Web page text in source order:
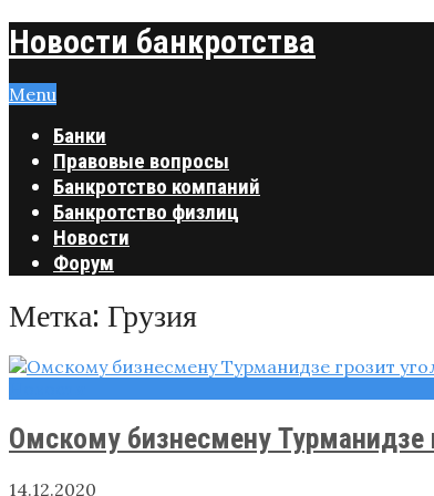
Новости банкротства
Menu
Банки
Правовые вопросы
Банкротство компаний
Банкротство физлиц
Новости
Форум
Метка: Грузия
Омскому бизнесмену Турманидзе
14.12.2020